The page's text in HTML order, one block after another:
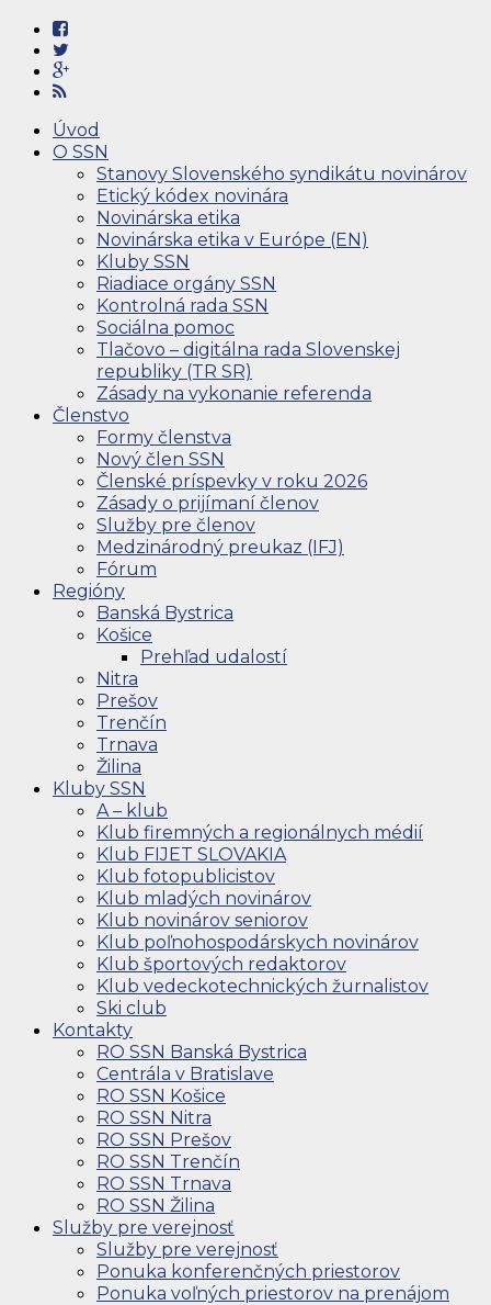
Úvod
O SSN
Stanovy Slovenského syndikátu novinárov
Etický kódex novinára
Novinárska etika
Novinárska etika v Európe (EN)
Kluby SSN
Riadiace orgány SSN
Kontrolná rada SSN
Sociálna pomoc
Tlačovo – digitálna rada Slovenskej
republiky (TR SR)
Zásady na vykonanie referenda
Členstvo
Formy členstva
Nový člen SSN
Členské príspevky v roku 2026
Zásady o prijímaní členov
Služby pre členov
Medzinárodný preukaz (IFJ)
Fórum
Regióny
Banská Bystrica
Košice
Prehľad udalostí
Nitra
Prešov
Trenčín
Trnava
Žilina
Kluby SSN
A – klub
Klub firemných a regionálnych médií
Klub FIJET SLOVAKIA
Klub fotopublicistov
Klub mladých novinárov
Klub novinárov seniorov
Klub poľnohospodárskych novinárov
Klub športových redaktorov
Klub vedeckotechnických žurnalistov
Ski club
Kontakty
RO SSN Banská Bystrica
Centrála v Bratislave
RO SSN Košice
RO SSN Nitra
RO SSN Prešov
RO SSN Trenčín
RO SSN Trnava
RO SSN Žilina
Služby pre verejnosť
Služby pre verejnosť
Ponuka konferenčných priestorov
Ponuka voľných priestorov na prenájom